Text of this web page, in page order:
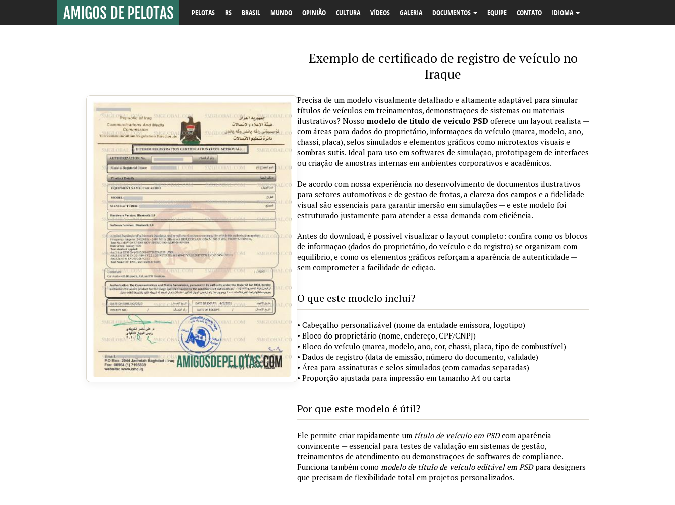
PELOTAS RS BRASIL MUNDO OPINIÃO CULTURA VÍDEOS GALERIA DOCUMENTOS EQUIPE CONTATO IDIOMA
Exemplo de certificado de registro de veículo no
Iraque
Precisa de um modelo visualmente detalhado e altamente adaptável para simular
títulos de veículos em treinamentos, demonstrações de sistemas ou materiais
ilustrativos? Nosso modelo de título de veículo PSD oferece um layout realista —
com áreas para dados do proprietário, informações do veículo (marca, modelo, ano,
chassi, placa), selos simulados e elementos gráficos como microtextos visuais e
sombras sutis. Ideal para uso em softwares de simulação, prototipagem de interfaces
ou criação de amostras internas em ambientes corporativos e acadêmicos.
De acordo com nossa experiência no desenvolvimento de documentos ilustrativos
para setores automotivos e de gestão de frotas, a clareza dos campos e a fidelidade
visual são essenciais para garantir imersão em simulações — e este modelo foi
estruturado justamente para atender a essa demanda com eficiência.
Antes do download, é possível visualizar o layout completo: confira como os blocos
de informação (dados do proprietário, do veículo e do registro) se organizam com
equilíbrio, e como os elementos gráficos reforçam a aparência de autenticidade —
sem comprometer a facilidade de edição.
O que este modelo inclui?
• Cabeçalho personalizável (nome da entidade emissora, logotipo)
• Bloco do proprietário (nome, endereço, CPF/CNPJ)
• Bloco do veículo (marca, modelo, ano, cor, chassi, placa, tipo de combustível)
• Dados de registro (data de emissão, número do documento, validade)
• Área para assinaturas e selos simulados (com camadas separadas)
• Proporção ajustada para impressão em tamanho A4 ou carta
Por que este modelo é útil?
Ele permite criar rapidamente um título de veículo em PSDcom aparência
convincente — essencial para testes de validação em sistemas de gestão,
treinamentos de atendimento ou demonstrações de softwares de compliance.
Funciona também como modelo de título de veículo editável em PSDpara designers
que precisam de flexibilidade total em projetos personalizados.